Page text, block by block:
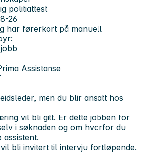
politiattest
26
førerkort på manuell
Assistanse
men du blir ansatt hos
vil bli gitt. Er dette jobben for
i søknaden og om hvorfor du
assistent.
bli invitert til intervju fortløpende.